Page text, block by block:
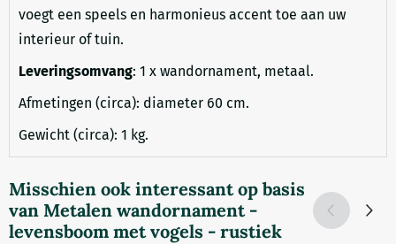
voegt een speels en harmonieus accent toe aan uw
interieur of tuin.
Leveringsomvang: 1 x wandornament, metaal.
Afmetingen (circa): diameter 60 cm.
Gewicht (circa): 1 kg.
Misschien ook interessant op basis
van Metalen wandornament -
levensboom met vogels - rustiek